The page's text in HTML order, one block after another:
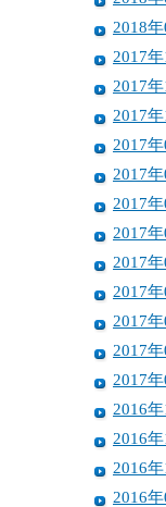
2018年
2017年
2017年
2017年
2017年
2017年
2017年
2017年
2017年
2017年
2017年
2017年
2017年
2016年
2016年
2016年
2016年